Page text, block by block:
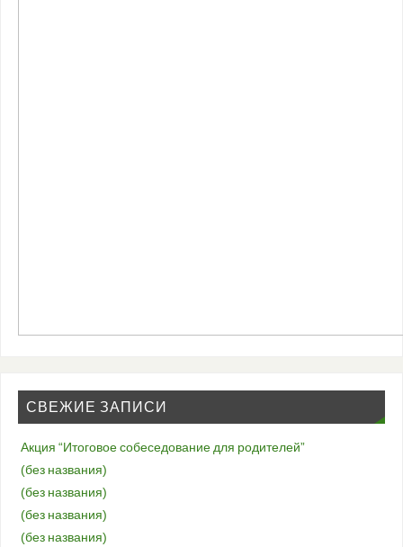
СВЕЖИЕ ЗАПИСИ
Акция “Итоговое собеседование для родителей”
(без названия)
(без названия)
(без названия)
(без названия)